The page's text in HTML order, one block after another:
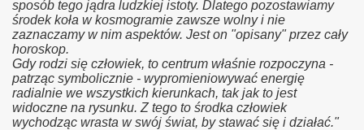
sposób tego jądra ludzkiej istoty. Dlatego pozostawiamy
środek koła w kosmogramie zawsze wolny i nie
zaznaczamy w nim aspektów. Jest on "opisany" przez cały
horoskop.
Gdy rodzi się człowiek, to centrum właśnie rozpoczyna -
patrząc symbolicznie - wypromieniowywać energię
radialnie we wszystkich kierunkach, tak jak to jest
widoczne na rysunku. Z tego to środka człowiek
wychodząc wrasta w swój świat, by stawać się i działać."